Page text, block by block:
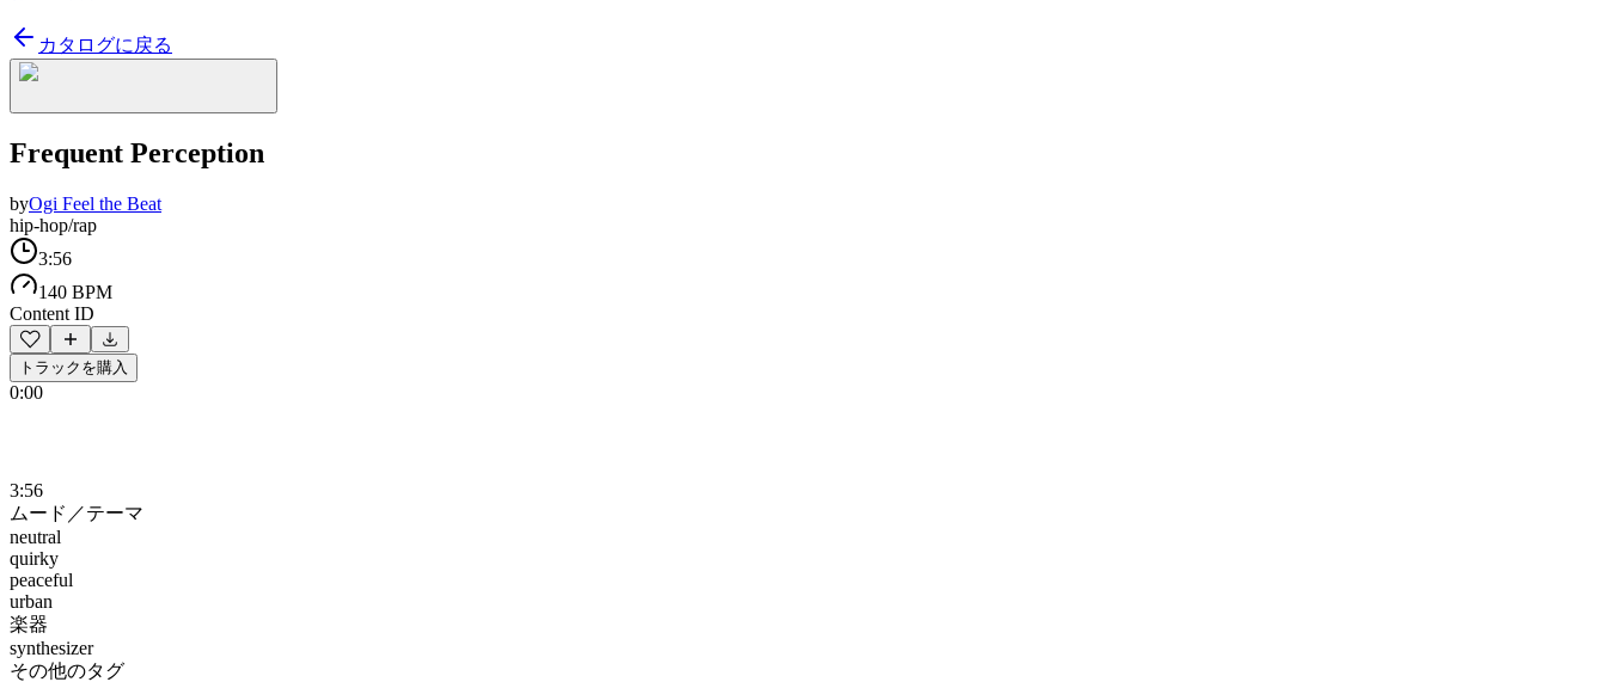
カタログに戻る
Frequent Perception
byOgi Feel the Beat
hip-hop/rap
3:56
140 BPM
Content ID
トラックを購入
0:00
3:56
ムード／テーマ
neutral
quirky
peaceful
urban
楽器
synthesizer
その他のタグ